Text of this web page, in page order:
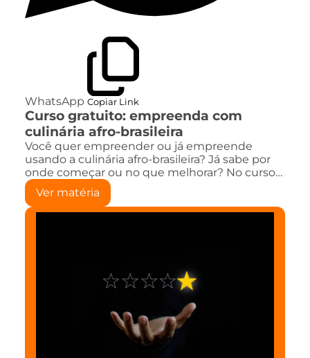
WhatsApp Copiar Link
Curso gratuito: empreenda com
culinária afro-brasileira
Você quer empreender ou já empreende
usando a culinária afro-brasileira? Já sabe por
onde começar ou no que melhorar? No curso…
Ver matéria